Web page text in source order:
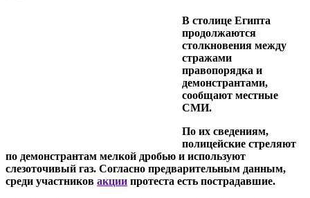
В столице Египта
продолжаются
столкновения между
стражами
правопорядка и
демонстрантами,
сообщают местные
СМИ.
По их сведениям,
полицейские стреляют
по демонстрантам мелкой дробью и используют
слезоточивый газ. Согласно предварительным данным,
среди участников акции протеста есть пострадавшие.